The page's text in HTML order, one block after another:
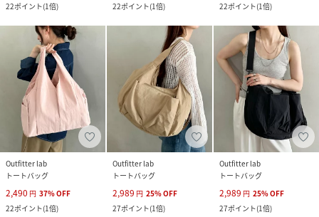
22ポイント(1倍)
22ポイント(1倍)
22ポイント(1倍)
Outfitter lab
トートバッグ
2,490 円 37%OFF
22ポイント(1倍)
Outfitter lab
トートバッグ
2,989 円 25%OFF
27ポイント(1倍)
Outfitter lab
トートバッグ
2,989 円 25%OFF
27ポイント(1倍)